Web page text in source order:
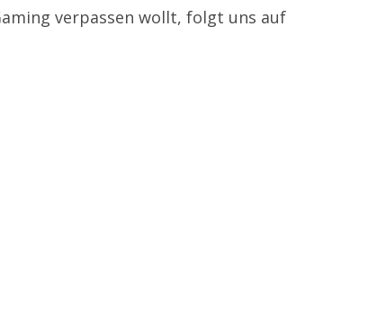
verpassen wollt, folgt uns auf